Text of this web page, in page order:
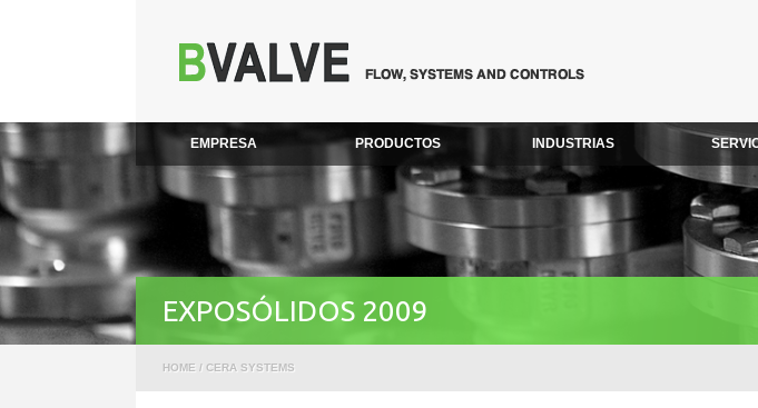
EMPRESA PRODUCTOS INDUSTRIAS
EXPOSÓLIDOS 2009
HOME / CERA SYSTEMS